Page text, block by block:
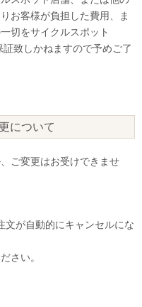
お客様が負担した費用、ま
切をサイクルスポット
致しかねますので予めご了
について
ご変更はお受けできませ
文が自動的にキャンセルにな
さい。